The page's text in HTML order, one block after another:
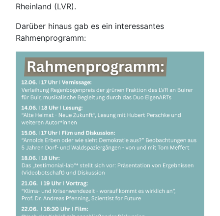
Rheinland (LVR).
Darüber hinaus gab es ein interessantes
Rahmenprogramm: